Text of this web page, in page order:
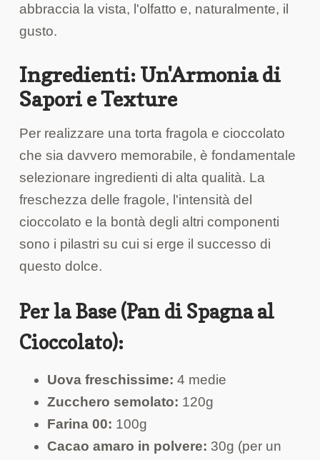
abbraccia la vista, l'olfatto e, naturalmente, il
gusto.
Ingredienti: Un'Armonia di
Sapori e Texture
Per realizzare una torta fragola e cioccolato
che sia davvero memorabile, è fondamentale
selezionare ingredienti di alta qualità. La
freschezza delle fragole, l'intensità del
cioccolato e la bontà degli altri componenti
sono i pilastri su cui si erge il successo di
questo dolce.
Per la Base (Pan di Spagna al
Cioccolato):
Uova freschissime: 4 medie
Zucchero semolato: 120g
Farina 00: 100g
Cacao amaro in polvere: 30g (per un